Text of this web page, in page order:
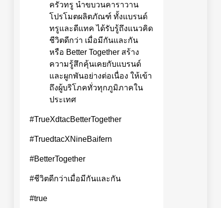
ครัวทรู นำขบวนคาราวาน
โปรโมตผลิตภัณฑ์ ทั้งแบรนด์
ทรูและดีแทค ได้รับรู้ถึงแนวคิด
ชีวิตดีกว่า เมื่อมีกันและกัน
หรือ Better Together สร้าง
ความรู้สึกคุ้นเคยกับแบรนด์
และผูกพันอย่างต่อเนื่อง ให้เข้า
ถึงผู้บริโภคทั่วทุกภูมิภาคใน
ประเทศ
#TrueXdtacBetterTogether
#TruedtacXNineBaifern
#BetterTogether
#ชีวิตดีกว่าเมื่อมีกันและกัน
#true